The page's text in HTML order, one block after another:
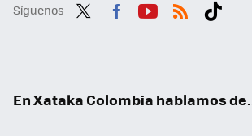
Síguenos
En Xataka Colombia hablamos